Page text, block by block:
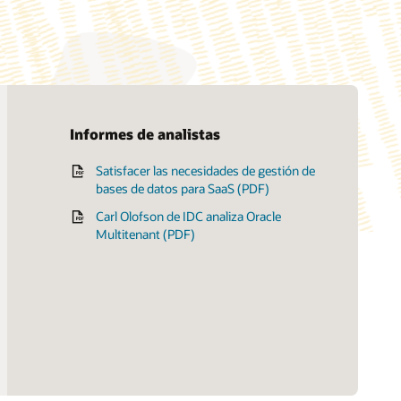
Informes de analistas
Satisfacer las necesidades de gestión de
bases de datos para SaaS (PDF)
Carl Olofson de IDC analiza Oracle
Multitenant (PDF)
Oracle multitenant en Oracle Partner
Network
Oracle Multitenant con Oracle Database
19c (PDF)
Aprovisionamiento con Oracle
Multitenant (PDF)